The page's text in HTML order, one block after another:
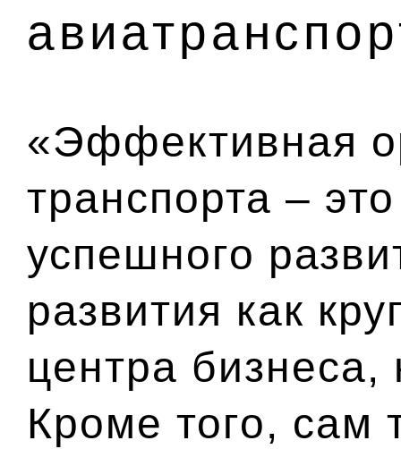
«Эффективная
транспорта –
успешного
развития как
центра бизнеса,
Кроме того, сам